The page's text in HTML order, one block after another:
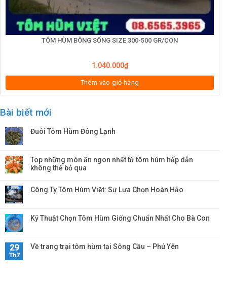
TÔM HÙM BÔNG SỐNG SIZE 300-500 GR/CON
1.040.000₫
Thêm vào giỏ hàng
Bài biết mới
Đuôi Tôm Hùm Đông Lạnh
Top những món ăn ngon nhất từ tôm hùm hấp dẫn
không thể bỏ qua
Công Ty Tôm Hùm Việt: Sự Lựa Chọn Hoàn Hảo
Kỹ Thuật Chọn Tôm Hùm Giống Chuẩn Nhất Cho Bà Con
29
Th7
Về trang trại tôm hùm tại Sông Cầu – Phú Yên